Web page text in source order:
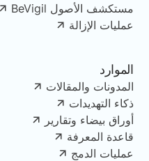
مستكشف الأصول BeVigil
عمليات الإزالة
الموارد
المدونات والمقالات
ذكاء التهديدات
أوراق بيضاء وتقارير
قاعدة المعرفة
عمليات الدمج